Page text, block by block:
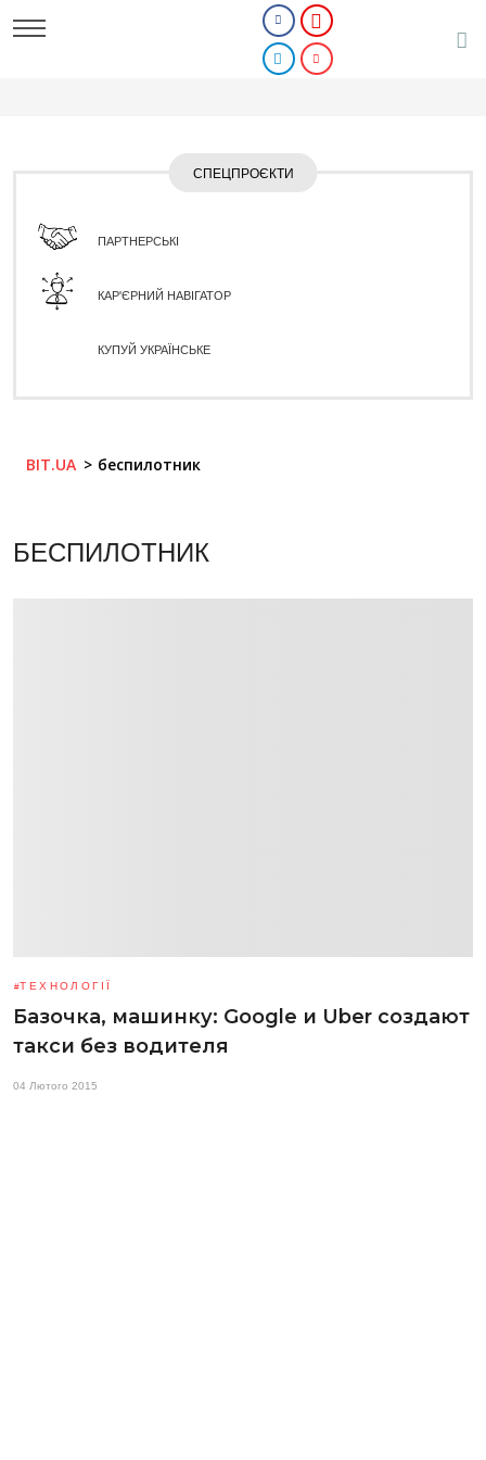
СПЕЦПРОЄКТИ
ПАРТНЕРСЬКІ
КАР'ЄРНИЙ НАВІГАТОР
КУПУЙ УКРАЇНСЬКЕ
BIT.UA беспилотник
БЕСПИЛОТНИК
ТЕХНОЛОГІЇ
Базочка, машинку: Google и Uber создают
такси без водителя
04 Лютого 2015